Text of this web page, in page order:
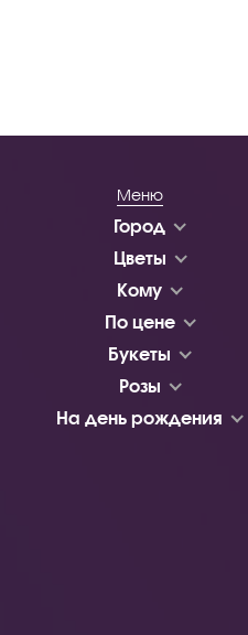
Меню
Город
Цветы
Кому
По цене
Букеты
Розы
На день рождения